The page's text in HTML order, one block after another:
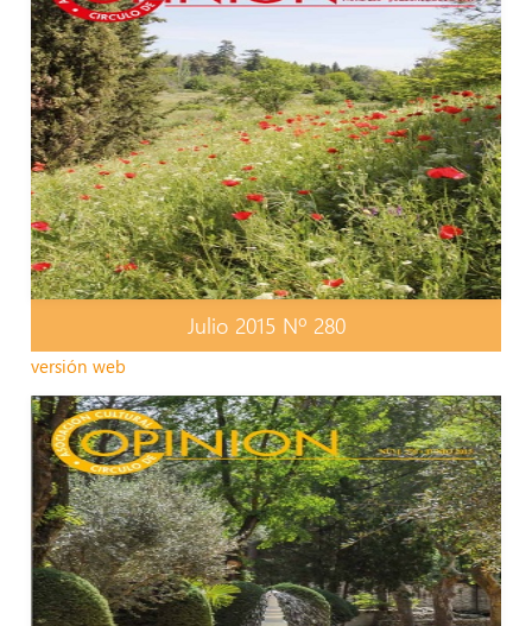
Julio 2015 Nº 280
versión web